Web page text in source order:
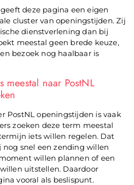
deze pagina een eigen
cluster van openingstijden. Zij
dienstverlening dan bij
meestal geen brede keuze,
bezoek nog haalbaar is
meestal naar PostNL
PostNL openingstijden is vaak
zoeken deze term meestal
iets willen regelen. Dat
snel een zending willen
willen plannen of een
uitstellen. Daardoor
vooral als beslispunt.